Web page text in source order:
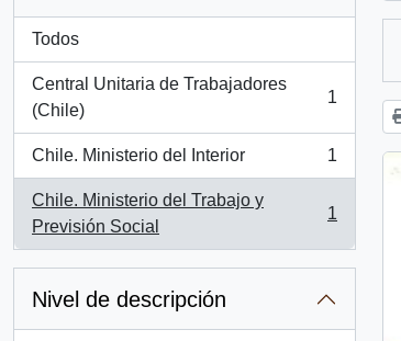
Todos
Central Unitaria de Trabajadores
(Chile)
, 1 resultados
1
Chile. Ministerio del Interior
, 1 resultados
1
Chile. Ministerio del Trabajo y
Previsión Social
, 1 resultados
1
Nivel de descripción